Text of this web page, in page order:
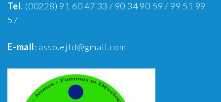
Tel. (00228) 91 60 47 33 / 90 34 90 59 / 99 51 99
57
E-mail: asso.ejfd@gmail.com